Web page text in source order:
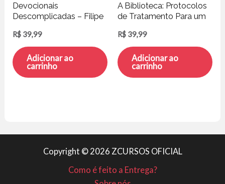
Devocionais
Descomplicadas – Filipe
R$ 39,99
Adicionar ao
carrinho
A Biblioteca: Protocolos
de Tratamento Para um
Kurdian
R$ 39,99
Adicionar ao
carrinho
Copyright © 2026 ZCURSOS OFICIAL
Como é feito a Entrega?